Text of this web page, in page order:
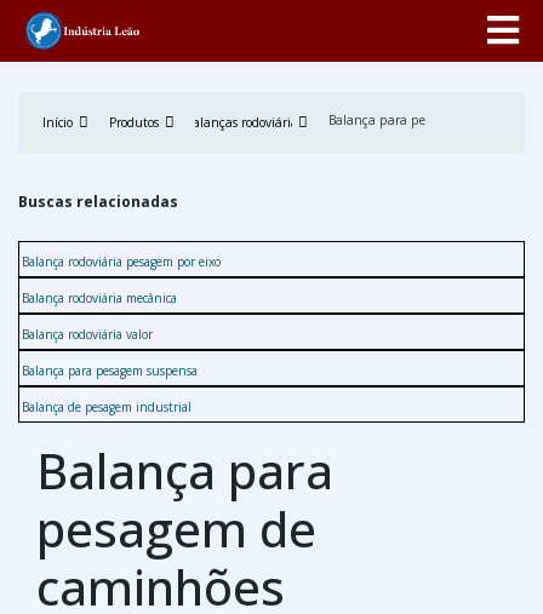
Início Produtos Balanças rodoviárias Balança para pesagem de caminhões
Buscas relacionadas
Balança rodoviária pesagem por eixo
Balança rodoviária mecânica
Balança rodoviária valor
Balança para pesagem suspensa
Balança de pesagem industrial
Balança para
pesagem de
caminhões